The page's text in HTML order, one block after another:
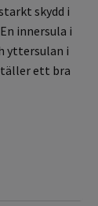
skydd i
innersula i
yttersulan i
ett bra